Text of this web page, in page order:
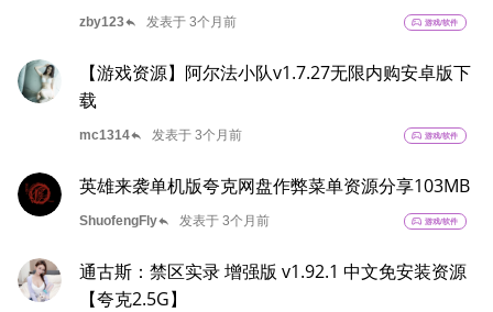
zby123reply 发表于 3个月前 sports_esports 游戏/软件
【游戏资源】阿尔法小队v1.7.27无限内购安卓版下
载
mc1314reply 发表于 3个月前 sports_esports 游戏/软件
英雄来袭单机版夸克网盘作弊菜单资源分享103MB
ShuofengFlyreply 发表于 3个月前 sports_esports 游戏/软件
通古斯：禁区实录 增强版 v1.92.1 中文免安装资源
【夸克2.5G】